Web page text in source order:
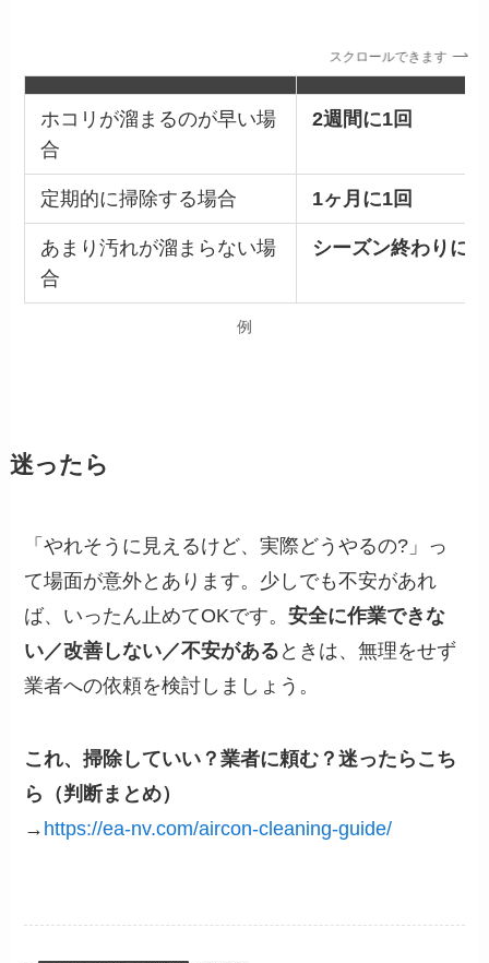
スクロールできます
ホコリが溜まるのが早い場
合
2週間に1回
定期的に掃除する場合 1ヶ月に1回
あまり汚れが溜まらない場
合
シーズン終わりに1
例
迷ったら
「やれそうに見えるけど、実際どうやるの?」っ
て場面が意外とあります。少しでも不安があれ
ば、いったん止めてOKです。安全に作業できな
い／改善しない／不安がある ときは、無理をせず
業者への依頼を検討しましょう。
これ、掃除していい？業者に頼む？迷ったらこち
ら（判断まとめ）
→ https://ea-nv.com/aircon-cleaning-guide/